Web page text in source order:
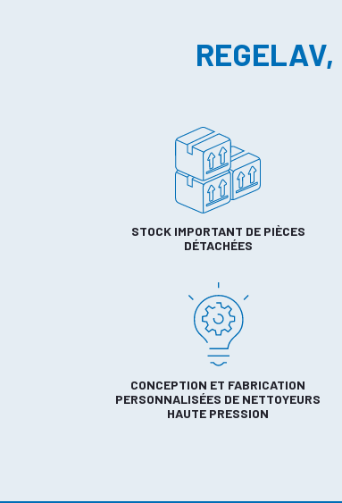
STOCK IMPORTANT DE PIÈCES
DÉTACHÉES
CONCEPTION ET FABRICATION
PERSONNALISÉES DE NETTOYEURS
HAUTE PRESSION